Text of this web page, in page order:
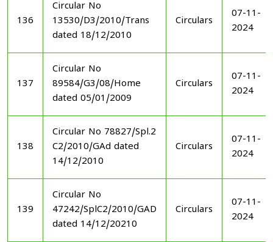
136
Circular No
13530/D3/2010/Trans
dated 18/12/2010
Circulars
07-11-
2024
137
Circular No
89584/G3/08/Home
dated 05/01/2009
Circulars
07-11-
2024
138
Circular No 78827/Spl.2
C2/2010/GAd dated
14/12/2010
Circulars
07-11-
2024
139
Circular No
47242/SplC2/2010/GAD
dated 14/12/20210
Circulars
07-11-
2024